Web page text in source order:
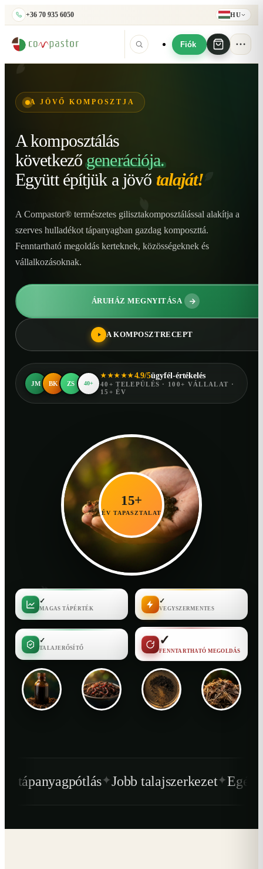
+36 70 935 6050 HU
Fiók
A JÖVŐ KOMPOSZTJA
A komposztálás
következő generációja.
Együtt építjük a jövő talaját!
A Compastor® természetes gilisztakomposztálással alakítja a
szerves hulladékot tápanyagban gazdag komposzttá.
Fenntartható megoldás kerteknek, közösségeknek és
vállalkozásoknak.
ÁRUHÁZ MEGNYITÁSA
A KOMPOSZTRECEPT
JM BK ZS 40+
★★★★★4.9/5ügyfél-értékelés
40+ TELEPÜLÉS · 100+ VÁLLALAT ·
15+ ÉV
15+
ÉV TAPASZTALAT
✓
MAGAS TÁPÉRTÉK
✓
VEGYSZERMENTES
✓
TALAJERŐSÍTŐ
✓
FENNTARTHATÓ MEGOLDÁS
✦Jobb talajszerkezet✦Egészségesebb